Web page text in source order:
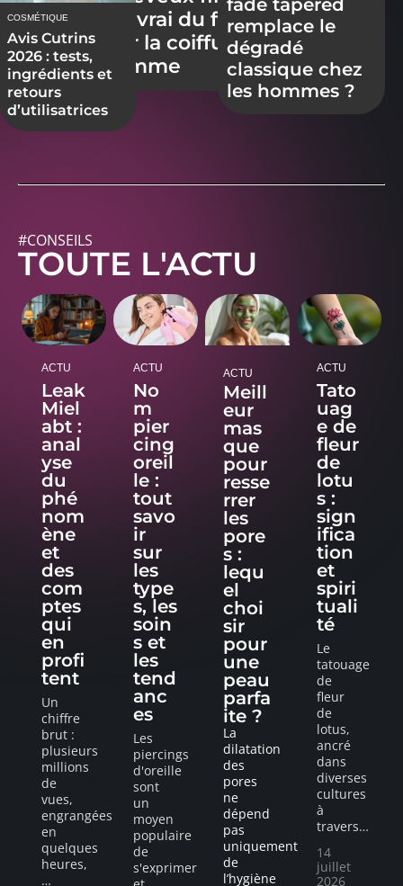
Le vrai du faux
sur la coiffure
femme
fade tapered
remplace le
dégradé
classique chez
les hommes ?
COSMÉTIQUE
Avis Cutrins
2026 : tests,
ingrédients et
retours
d’utilisatrices
#CONSEILS
TOUTE L'ACTU
ACTU
Leak
Miel
abt :
anal
yse
du
phé
nom
ène
et
des
com
ptes
qui
en
profi
tent
Un
chiffre
brut :
plusieurs
millions
de
vues,
engrangées
en
quelques
heures,
…
ACTU
No
m
pier
cing
oreil
le :
tout
savo
ir
sur
les
type
s, les
soin
s et
les
tend
anc
es
Les
piercings
d'oreille
sont
un
moyen
populaire
de
s'exprimer
ACTU
Meill
eur
mas
que
pour
resse
rrer
les
pore
s :
lequ
el
choi
sir
pour
une
peau
parfa
ite ?
La
dilatation
des
pores
ne
dépend
pas
uniquement
de
l’hygiène
ACTU
Tato
uag
e de
fleur
de
lotu
s :
sign
ifica
tion
et
spiri
tuali
té
Le
tatouage
de
fleur
de
lotus,
ancré
dans
diverses
cultures
à
travers…
14
juillet
2026